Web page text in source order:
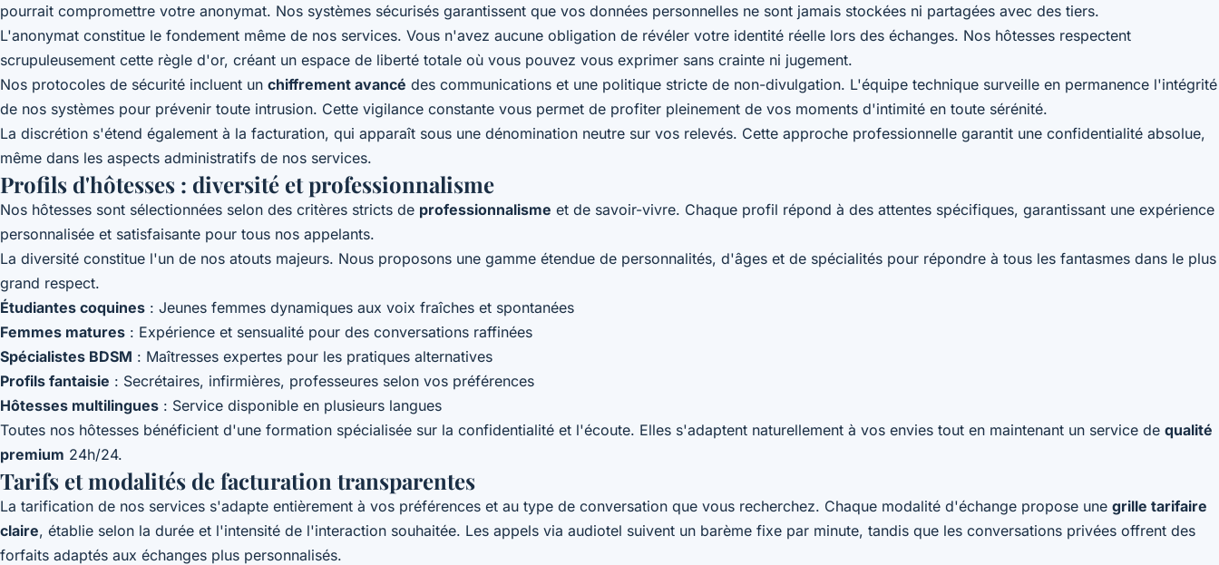
pourrait compromettre votre anonymat. Nos systèmes sécurisés garantissent que vos données personnelles ne sont jamais stockées ni partagées avec des tiers.
L'anonymat constitue le fondement même de nos services. Vous n'avez aucune obligation de révéler votre identité réelle lors des échanges. Nos hôtesses respectent
scrupuleusement cette règle d'or, créant un espace de liberté totale où vous pouvez vous exprimer sans crainte ni jugement.
Nos protocoles de sécurité incluent un chiffrement avancé des communications et une politique stricte de non-divulgation. L'équipe technique surveille en permanence l'intégrité
de nos systèmes pour prévenir toute intrusion. Cette vigilance constante vous permet de profiter pleinement de vos moments d'intimité en toute sérénité.
La discrétion s'étend également à la facturation, qui apparaît sous une dénomination neutre sur vos relevés. Cette approche professionnelle garantit une confidentialité absolue,
même dans les aspects administratifs de nos services.
Profils d'hôtesses : diversité et professionnalisme
Nos hôtesses sont sélectionnées selon des critères stricts de professionnalisme et de savoir-vivre. Chaque profil répond à des attentes spécifiques, garantissant une expérience
personnalisée et satisfaisante pour tous nos appelants.
La diversité constitue l'un de nos atouts majeurs. Nous proposons une gamme étendue de personnalités, d'âges et de spécialités pour répondre à tous les fantasmes dans le plus
grand respect.
Étudiantes coquines : Jeunes femmes dynamiques aux voix fraîches et spontanées
Femmes matures : Expérience et sensualité pour des conversations raffinées
Spécialistes BDSM : Maîtresses expertes pour les pratiques alternatives
Profils fantaisie : Secrétaires, infirmières, professeures selon vos préférences
Hôtesses multilingues : Service disponible en plusieurs langues
Toutes nos hôtesses bénéficient d'une formation spécialisée sur la confidentialité et l'écoute. Elles s'adaptent naturellement à vos envies tout en maintenant un service de qualité
premium 24h/24.
Tarifs et modalités de facturation transparentes
La tarification de nos services s'adapte entièrement à vos préférences et au type de conversation que vous recherchez. Chaque modalité d'échange propose une grille tarifaire
claire, établie selon la durée et l'intensité de l'interaction souhaitée. Les appels via audiotel suivent un barème fixe par minute, tandis que les conversations privées offrent des
forfaits adaptés aux échanges plus personnalisés.